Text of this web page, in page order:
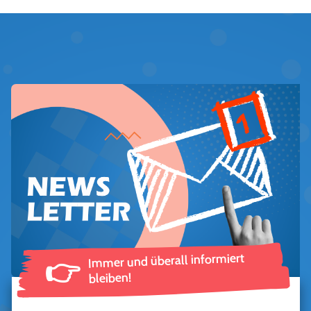
👉 Immer und überall informiert
bleiben!